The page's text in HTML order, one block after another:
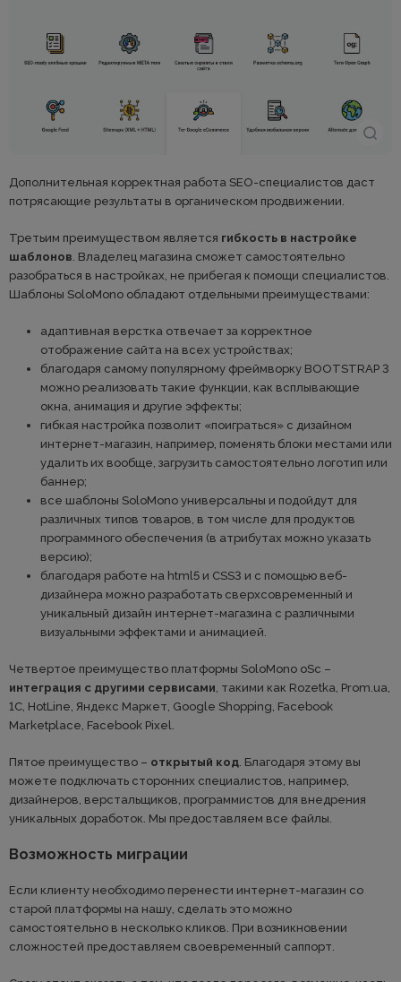
Дополнительная корректная работа SEO-специалистов даст
потрясающие результаты в органическом продвижении.
Третьим преимуществом является гибкость в настройке
шаблонов . Владелец магазина сможет самостоятельно
разобраться в настройках, не прибегая к помощи специалистов.
Шаблоны SoloMono обладают отдельными преимуществами:
адаптивная верстка отвечает за корректное
отображение сайта на всех устройствах;
благодаря самому популярному фреймворку BOOTSTRAP 3
можно реализовать такие функции, как всплывающие
окна, анимация и другие эффекты;
гибкая настройка позволит «поиграться» с дизайном
интернет-магазин, например, поменять блоки местами или
удалить их вообще, загрузить самостоятельно логотип или
баннер;
все шаблоны SoloMono универсальны и подойдут для
различных типов товаров, в том числе для продуктов
программного обеспечения (в атрибутах можно указать
версию);
благодаря работе на html5 и CSS3 и с помощью веб-
дизайнера можно разработать сверхсовременный и
уникальный дизайн интернет-магазина с различными
визуальными эффектами и анимацией.
Четвертое преимущество платформы SoloMono oSc –
интеграция с другими сервисами , такими как Rozetka, Prom.ua,
1C, HotLine, Яндекс Маркет, Google Shopping, Facebook
Marketplace, Facebook Pixel.
Пятое преимущество – открытый код . Благодаря этому вы
можете подключать сторонних специалистов, например,
дизайнеров, верстальщиков, программистов для внедрения
уникальных доработок. Мы предоставляем все файлы.
Возможность миграции
Если клиенту необходимо перенести интернет-магазин со
старой платформы на нашу, сделать это можно
самостоятельно в несколько кликов. При возникновении
сложностей предоставляем своевременный саппорт.